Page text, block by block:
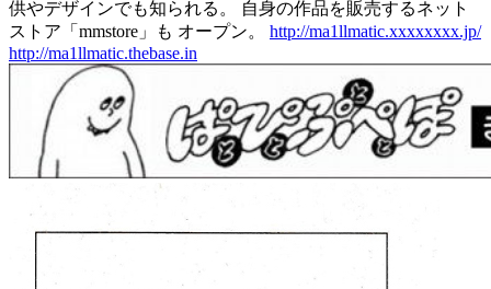
供やデザインでも知られる。 自身の作品を販売するネット
ストア「mmstore」も オープン。 http://ma1llmatic.xxxxxxxx.jp/
http://ma1llmatic.thebase.in